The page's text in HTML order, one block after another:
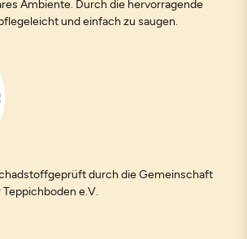
Ambiente. Durch die hervorragende
und einfach zu saugen.
durch die Gemeinschaft
e.V.